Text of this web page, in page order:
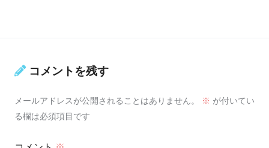
コメントを残す
メールアドレスが公開されることはありません。 ※ が付いてい
る欄は必須項目です